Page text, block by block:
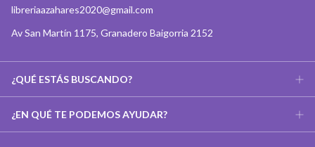
libreriaazahares2020@gmail.com
Av San Martín 1175, Granadero Baigorria 2152
¿QUÉ ESTÁS BUSCANDO?
¿EN QUÉ TE PODEMOS AYUDAR?